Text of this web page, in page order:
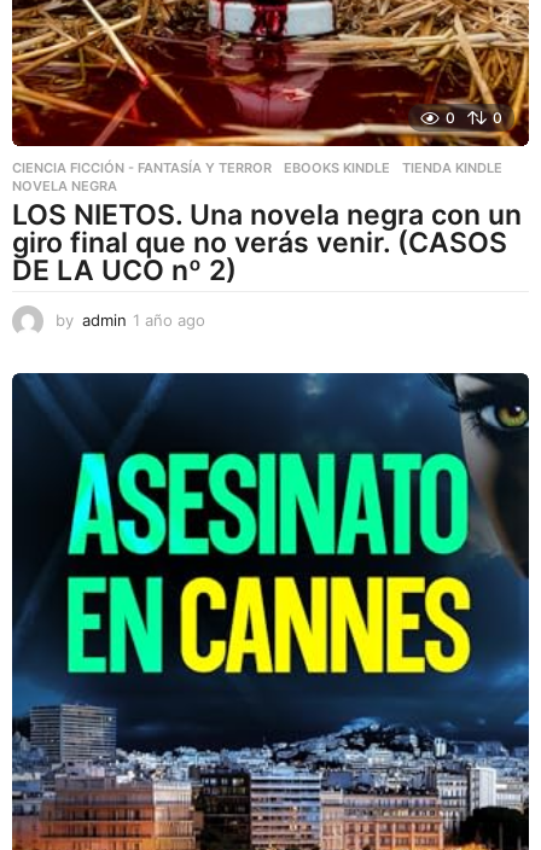
0 0
CIENCIA FICCIÓN - FANTASÍA Y TERROR ,EBOOKS KINDLE ,TIENDA KINDLE
NOVELA NEGRA
LOS NIETOS. Una novela negra con un
giro final que no verás venir. (CASOS
DE LA UCO nº 2)
by admin 1 año ago
o